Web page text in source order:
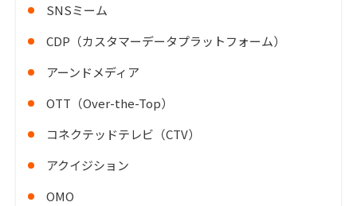
SNSミーム
CDP（カスタマーデータプラットフォーム）
アーンドメディア
OTT（Over-the-Top）
コネクテッドテレビ（CTV）
アクイジション
OMO